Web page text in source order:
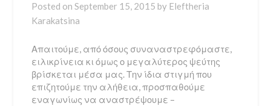
Posted onSeptember 15, 2015 by Eleftheria
Karakatsina
Απαιτούμε, από όσους συναναστρεφόμαστε,
ειλικρίνεια κι όμως ο μεγαλύτερος ψεύτης
βρίσκεται μέσα μας. Την ίδια στιγμή που
επιζητούμε την αλήθεια, προσπαθούμε
εναγωνίως να αναστρέψουμε –